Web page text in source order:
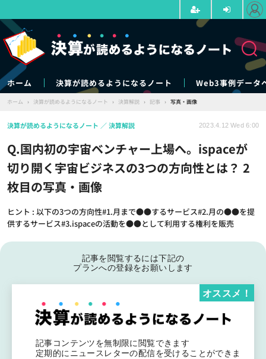
ホーム 決算が読めるようになるノート Web3事例データ
ホーム › 決算が読めるようになるノート › 決算解説 › 記事 › 写真・画像
Q.国内初の宇宙ベンチャー上場へ。ispaceが
切り開く宇宙ビジネスの3つの方向性とは？ 2
枚目の写真・画像
ヒント : 以下の3つの方向性#1.月まで●●するサービス#2.月の●●を提
供するサービス#3.ispaceの活動を●●として利用する権利を販売
決算が読めるようになるノート 決算解説 2023.4.12 Wed 6:00
記事を閲覧するには下記の
プランへの登録をお願いします
記事コンテンツを無制限に閲覧できます
定期的にニュースレターの配信を受けることができま
オススメ！